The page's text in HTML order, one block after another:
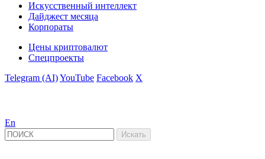
Искусственный интеллект
Дайджест месяца
Корпораты
Цены криптовалют
Спецпроекты
Telegram (AI)YouTube Facebook X
En